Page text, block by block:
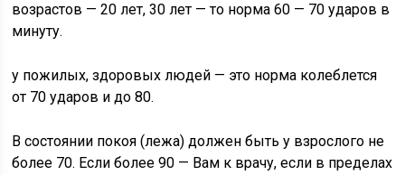
возрастов — 20 лет, 30 лет — то норма 60 — 70 ударов в
минуту.
у пожилых, здоровых людей — это норма колеблется
от 70 ударов и до 80.
В состоянии покоя (лежа) должен быть у взрослого не
более 70. Если более 90 — Вам к врачу, если в пределах